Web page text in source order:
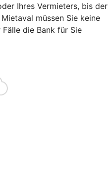
Ihres Vermieters, bis der
müssen Sie keine
die Bank für Sie